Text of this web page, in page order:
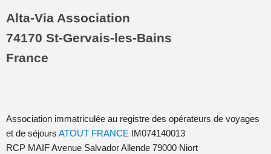
Alta-Via Association
74170 St-Gervais-les-Bains
France
Association immatriculée au registre des opérateurs de voyages
et de séjours ATOUT FRANCE IM074140013
RCP MAIF Avenue Salvador Allende 79000 Niort